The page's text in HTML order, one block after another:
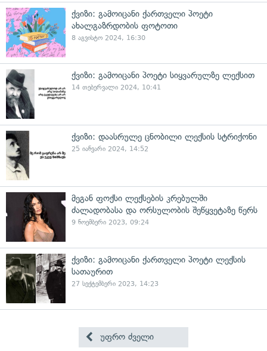
ქვიზი: გამოიცანი ქართველი პოეტი
ახალგაზრდობის ფოტოთი
8 აგვისტო 2024, 16:30
ქვიზი: გამოიცანი პოეტი სიყვარულზე ლექსით
14 თებერვალი 2024, 10:41
ქვიზი: დაასრულე ცნობილი ლექსის სტრიქონი
25 იანვარი 2024, 14:52
მეგან ფოქსი ლექსების კრებულში
ძალადობასა და ორსულობის შეწყვეტაზე წერს
9 ნოემბერი 2023, 09:24
ქვიზი: გამოიცანი ქართველი პოეტი ლექსის
სათაურით
27 სექტემბერი 2023, 14:23
უფრო ძველი